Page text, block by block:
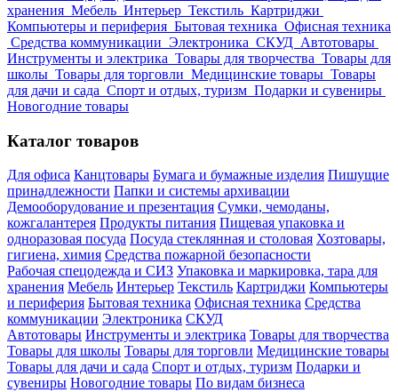
хранения Мебель Интерьер Текстиль Картриджи
Компьютеры и периферия Бытовая техника Офисная техника
Средства коммуникации Электроника СКУД Автотовары
Инструменты и электрика Товары для творчества Товары для
школы Товары для торговли Медицинские товары Товары
для дачи и сада Спорт и отдых, туризм Подарки и сувениры
Новогодние товары
Каталог товаров
Для офиса Канцтовары Бумага и бумажные изделия Пишущие
принадлежности Папки и системы архивации
Демооборудование и презентация Сумки, чемоданы,
кожгалантерея Продукты питания Пищевая упаковка и
одноразовая посуда Посуда стеклянная и столовая Хозтовары,
гигиена, химия Средства пожарной безопасности
Рабочая спецодежда и СИЗ Упаковка и маркировка, тара для
хранения Мебель Интерьер Текстиль Картриджи Компьютеры
и периферия Бытовая техника Офисная техника Средства
коммуникации Электроника СКУД
Автотовары Инструменты и электрика Товары для творчества
Товары для школы Товары для торговли Медицинские товары
Товары для дачи и сада Спорт и отдых, туризм Подарки и
сувениры Новогодние товары По видам бизнеса